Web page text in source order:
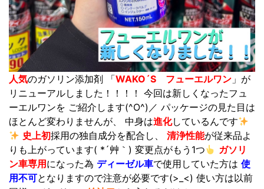
人気のガソリン添加剤 「WAKO´S フューエルワン 」が
リニューアルしました！！！！ 今回は新しくなったフュ
ーエルワンを ご紹介します(^O^)／ パッケージの見た目は
ほとんど変わりませんが、 中身は進化しているんです
史上初採用の独自成分を配合し、清浄性能が従来品よ
りも上がっています( *´艸｀) 変更点がもう1つ
ガソリ
ン車専用 になった為 ディーゼル車で使用していた方は 使
用不可となりますので注意が必要です(>_<) 使い方は以前